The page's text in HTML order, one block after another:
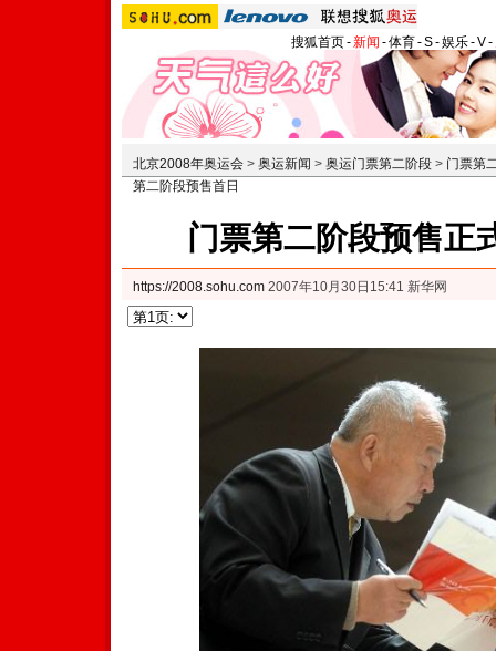
搜狐首页-新闻 -体育-S-娱乐-V-
北京2008年奥运会 > 奥运新闻 > 奥运门票第二阶段 > 门票第
第二阶段预售首日
门票第二阶段预售正
https://2008.sohu.com 2007年10月30日15:41 新华网